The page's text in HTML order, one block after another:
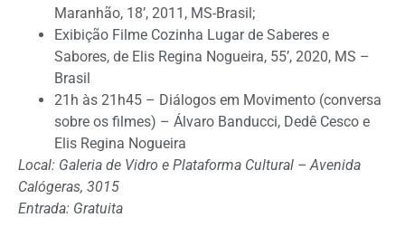
Maranhão, 18’, 2011, MS-Brasil;
Exibição Filme Cozinha Lugar de Saberes e
Sabores, de Elis Regina Nogueira, 55’, 2020, MS –
Brasil
21h às 21h45 – Diálogos em Movimento (conversa
sobre os filmes) – Álvaro Banducci, Dedê Cesco e
Elis Regina Nogueira
Local: Galeria de Vidro e Plataforma Cultural – Avenida
Calógeras, 3015
Entrada: Gratuita